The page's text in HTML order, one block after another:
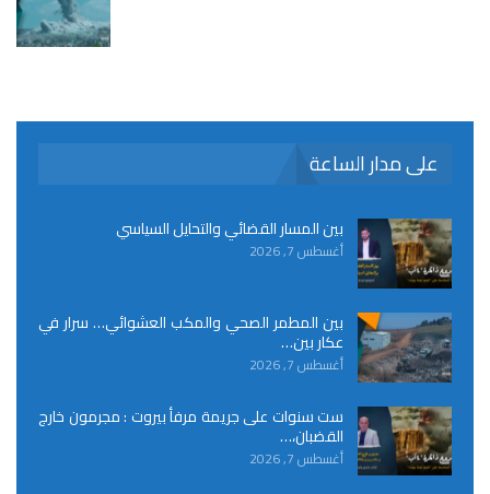
على مدار الساعة
بين المسار القضائي والتحايل السياسي
أغسطس 7, 2026
بين المطمر الصحي والمكب العشوائي… سرار في
عكار بين…
أغسطس 7, 2026
ست سنوات على جريمة مرفأ بيروت : مجرمون خارج
القضبان،…
أغسطس 7, 2026